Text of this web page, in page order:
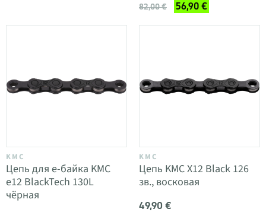
82,00 € 56,90 €
KMC
Цепь для e-байка KMC
e12 BlackTech 130L
чёрная
KMC
Цепь KMC X12 Black 126
зв., восковая
49,90 €